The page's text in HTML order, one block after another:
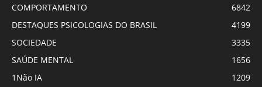
COMPORTAMENTO
6842
DESTAQUES PSICOLOGIAS DO BRASIL
4199
SOCIEDADE
3335
SAÚDE MENTAL
1656
1Não IA
1209